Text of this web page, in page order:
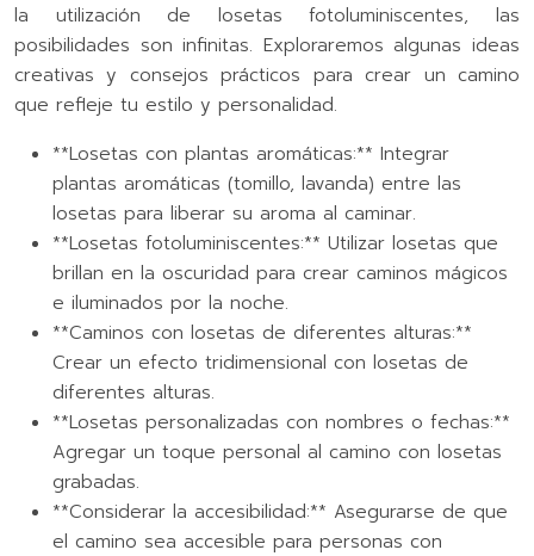
la utilización de losetas fotoluminiscentes, las
posibilidades son infinitas. Exploraremos algunas ideas
creativas y consejos prácticos para crear un camino
que refleje tu estilo y personalidad.
**Losetas con plantas aromáticas:** Integrar
plantas aromáticas (tomillo, lavanda) entre las
losetas para liberar su aroma al caminar.
**Losetas fotoluminiscentes:** Utilizar losetas que
brillan en la oscuridad para crear caminos mágicos
e iluminados por la noche.
**Caminos con losetas de diferentes alturas:**
Crear un efecto tridimensional con losetas de
diferentes alturas.
**Losetas personalizadas con nombres o fechas:**
Agregar un toque personal al camino con losetas
grabadas.
**Considerar la accesibilidad:** Asegurarse de que
el camino sea accesible para personas con